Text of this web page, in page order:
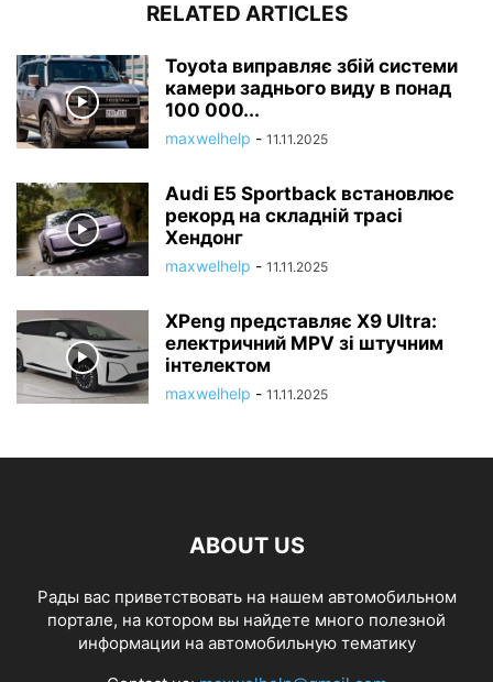
RELATED ARTICLES
Toyota виправляє збій системи
камери заднього виду в понад
100 000...
maxwelhelp - 11.11.2025
Audi E5 Sportback встановлює
рекорд на складній трасі
Хендонг
maxwelhelp - 11.11.2025
XPeng представляє X9 Ultra:
електричний MPV зі штучним
інтелектом
maxwelhelp - 11.11.2025
ABOUT US
Рады вас приветствовать на нашем автомобильном
портале, на котором вы найдете много полезной
информации на автомобильную тематику